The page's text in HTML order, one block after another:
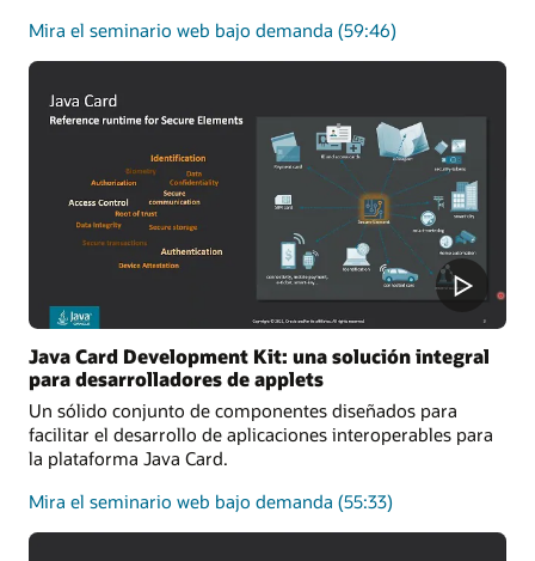
Mira el seminario web bajo demanda sobre
la
plataforma
Java
Card
(59:46)
Java Card Development Kit: una solución integral
para desarrolladores de applets
Un sólido conjunto de componentes diseñados para
facilitar el desarrollo de aplicaciones interoperables para
la plataforma Java Card.
Mira el seminario web bajo demanda Java
(55:33)